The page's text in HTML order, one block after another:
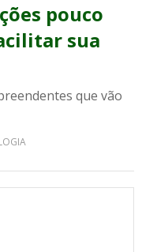
pouco
sua
que vão